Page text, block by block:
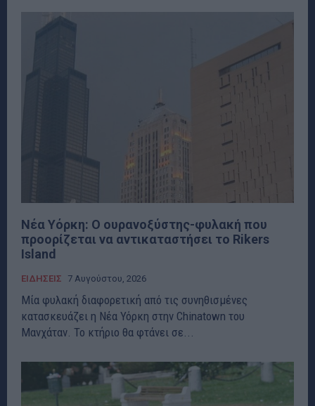
Νέα Υόρκη: Ο ουρανοξύστης-φυλακή που
προορίζεται να αντικαταστήσει το Rikers
Island
ΕΙΔΗΣΕΙΣ 7 Αυγούστου, 2026
Μία φυλακή διαφορετική από τις συνηθισμένες
κατασκευάζει η Νέα Υόρκη στην Chinatown του
Μανχάταν. Το κτήριο θα φτάνει σε...